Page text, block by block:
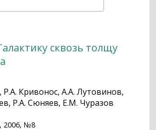
сквозь толщу
Р.А. Кривонос, А.А. Лутовинов,
Р.А. Сюняев, Е.М. Чуразов
2006, №8